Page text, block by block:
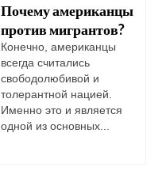
Почему американцы
против мигрантов?
Конечно, американцы
всегда считались
свободолюбивой и
толерантной нацией.
Именно это и является
одной из основных...